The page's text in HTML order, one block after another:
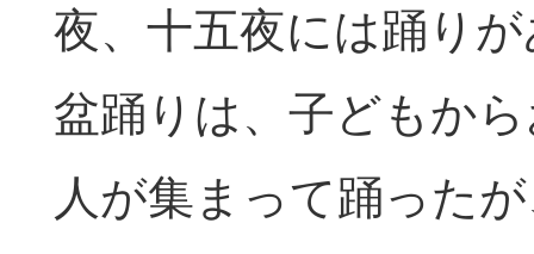
夜、十五夜には踊り
盆踊りは、子どもか
人が集まって踊った